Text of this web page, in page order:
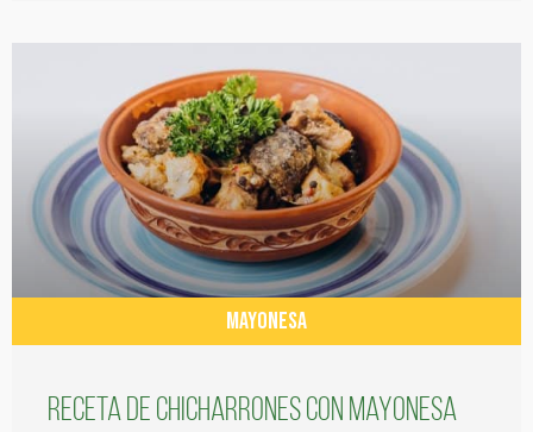
MAYONESA
Receta de chicharrones con mayonesa